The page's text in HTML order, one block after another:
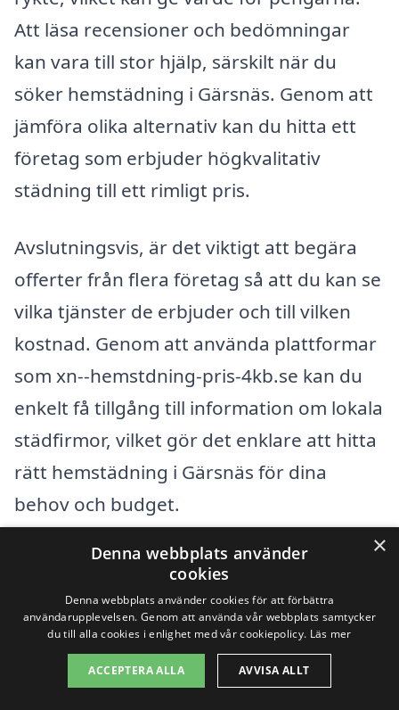
Att läsa recensioner och bedömningar
kan vara till stor hjälp, särskilt när du
söker hemstädning i Gärsnäs. Genom att
jämföra olika alternativ kan du hitta ett
företag som erbjuder högkvalitativ
städning till ett rimligt pris.
Avslutningsvis, är det viktigt att begära
offerter från flera företag så att du kan se
vilka tjänster de erbjuder och till vilken
kostnad. Genom att använda plattformar
som xn--hemstdning-pris-4kb.se kan du
enkelt få tillgång till information om lokala
städfirmor, vilket gör det enklare att hitta
rätt hemstädning i Gärsnäs för dina
behov och budget.
Få 3 erbjudanden, gratis och utan
förpliktelser
Sök efter en
×
Denna webbplats använder
cookies
Denna webbplats använder cookies för att förbättra
användarupplevelsen. Genom att använda vår webbplats samtycker
du till alla cookies i enlighet med vår cookiepolicy. Läs mer
ACCEPTERA ALLA AVVISA ALLT